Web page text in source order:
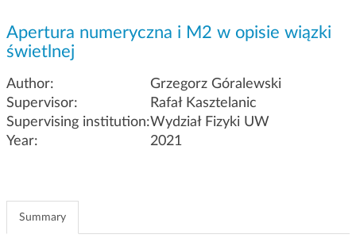
a
Apertura numeryczna i M2 w opisie wiązki
świetlnej
Author:
Supervisor:
Supervising institution:
Year:
Grzegorz Góralewski
Rafał Kasztelanic
Wydział Fizyki UW
2021
Summary